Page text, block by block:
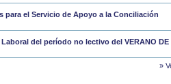
para el Servicio de Apoyo a la Conciliación
del período no lectivo del VERANO DE
»